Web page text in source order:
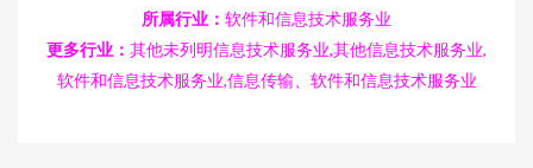
所属行业： 软件和信息技术服务业
更多行业： 其他未列明信息技术服务业,其他信息技术服务业,
软件和信息技术服务业,信息传输、软件和信息技术服务业